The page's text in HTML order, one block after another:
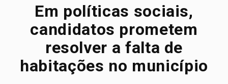
Em políticas sociais,
candidatos prometem
resolver a falta de
habitações no município